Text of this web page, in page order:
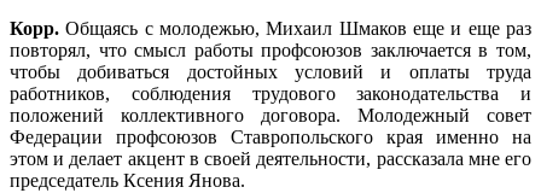
Корр.Общаясь с молодежью, Михаил Шмаков еще и еще раз
повторял, что смысл работы профсоюзов заключается в том,
чтобы добиваться достойных условий и оплаты труда
работников, соблюдения трудового законодательства и
положений коллективного договора. Молодежный совет
Федерации профсоюзов Ставропольского края именно на
этом и делает акцент в своей деятельности, рассказала мне его
председатель Ксения Янова.